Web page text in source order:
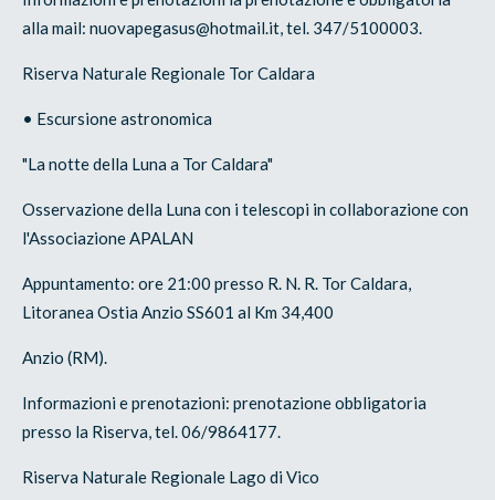
alla mail: nuovapegasus@hotmail.it, tel. 347/5100003.
Riserva Naturale Regionale Tor Caldara
• Escursione astronomica
"La notte della Luna a Tor Caldara"
Osservazione della Luna con i telescopi in collaborazione con
l'Associazione APALAN
Appuntamento: ore 21:00 presso R. N. R. Tor Caldara,
Litoranea Ostia Anzio SS601 al Km 34,400
Anzio (RM).
Informazioni e prenotazioni: prenotazione obbligatoria
presso la Riserva, tel. 06/9864177.
Riserva Naturale Regionale Lago di Vico